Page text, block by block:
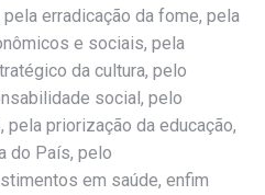
erradicação da fome, pela
e sociais, pela
da cultura, pelo
social, pelo
priorização da educação,
do País, pelo
em saúde, enfim